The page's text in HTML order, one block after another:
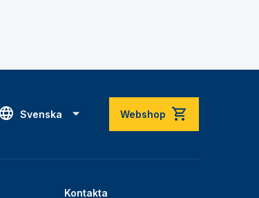
Svenska Webshop
Kontakta